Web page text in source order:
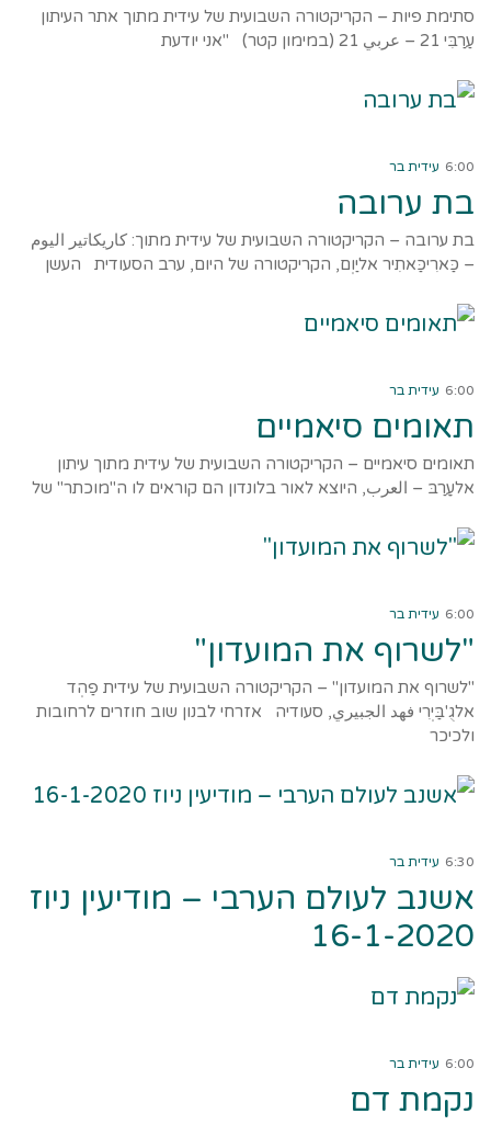
סתימת פיות – הקריקטורה השבועית של עידית מתוך אתר העיתון
עַרַבִּי 21 – عربي 21 (במימון קטר) "אני יודעת
6:00 עידית בר
בת ערובה
בת ערובה – הקריקטורה השבועית של עידית מתוך: كاريكاتير اليوم
– כַּארִיכַּאתִיר אליַוְם, הקריקטורה של היום, ערב הסעודית העשן
6:00 עידית בר
תאומים סיאמיים
תאומים סיאמיים – הקריקטורה השבועית של עידית מתוך עיתון
אלעַַרַבּ – العرب, היוצא לאור בלונדון הם קוראים לו ה"מוכתר" של
6:00 עידית בר
"לשרוף את המועדון"
"לשרוף את המועדון" – הקריקטורה השבועית של עידית פַהְד
אלגֻ'בַּיְרִי فهد الجبيري, סעודיה אזרחי לבנון שוב חוזרים לרחובות
ולכיכר
6:30 עידית בר
אשנב לעולם הערבי – מודיעין ניוז
16-1-2020
6:00 עידית בר
נקמת דם